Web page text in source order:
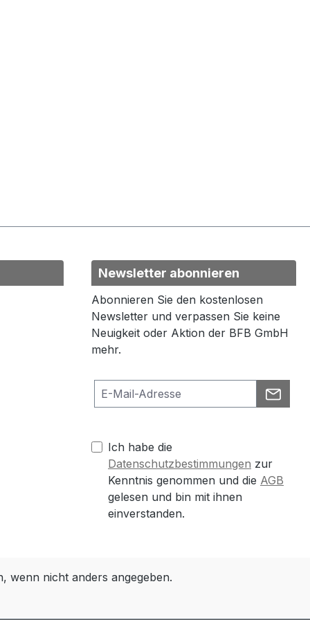
Newsletter abonnieren
Abonnieren Sie den kostenlosen
Newsletter und verpassen Sie keine
Neuigkeit oder Aktion der BFB GmbH
mehr.
Ich habe die
Datenschutzbestimmungen zur
Kenntnis genommen und die AGB
gelesen und bin mit ihnen
einverstanden.
wenn nicht anders angegeben.